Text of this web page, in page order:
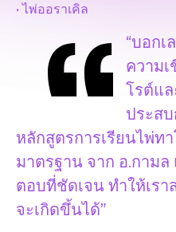
• ไพ่ออราเคิล
“บอก
ความ
โรต์แล
ประส
หลักสูตรการเรียนไพ่ท
มาตรฐาน จาก อ.กามล
ตอบที่ชัดเจน ทำให้เร
จะเกิดขึ้นได้”